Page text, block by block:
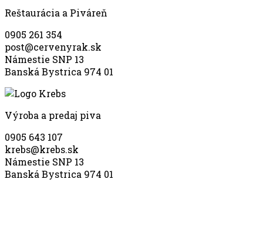
Reštaurácia a Piváreň
0905 261 354
post@cervenyrak.sk
Námestie SNP 13
Banská Bystrica 974 01
Výroba a predaj piva
0905 643 107
krebs@krebs.sk
Námestie SNP 13
Banská Bystrica 974 01